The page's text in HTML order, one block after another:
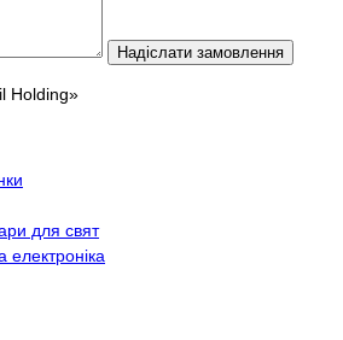
Надіслати замовлення
Holding»
для свят